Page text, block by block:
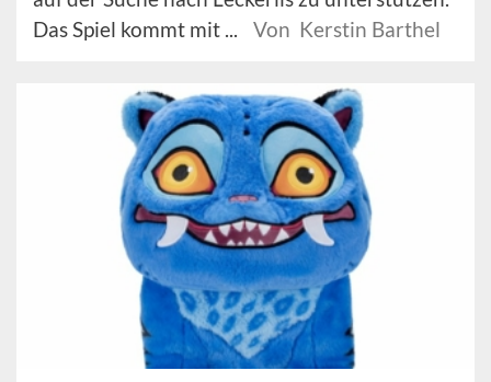
Das Spiel kommt mit ...
Von Kerstin Barthel